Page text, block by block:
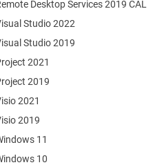
Desktop Services 2019 CAL
Studio 2022
Studio 2019
2021
2019
2021
2019
11
10